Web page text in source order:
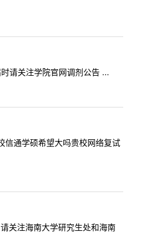
请关注学院官网调剂公告 ...
通学硕希望大吗贵校网络复试
关注海南大学研究生处和海南